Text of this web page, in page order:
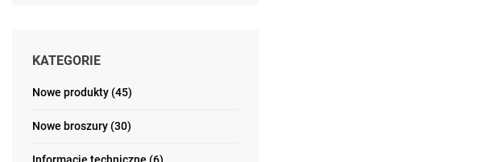
KATEGORIE
Nowe produkty (45)
Nowe broszury (30)